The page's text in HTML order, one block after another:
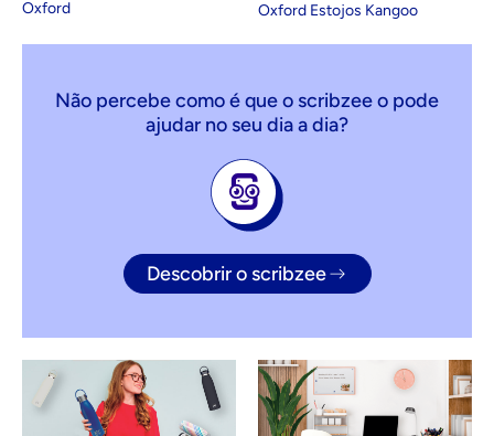
Oxford
Oxford Estojos Kangoo
Não percebe como é que o scribzee o pode
ajudar no seu dia a dia?
Descobrir o scribzee